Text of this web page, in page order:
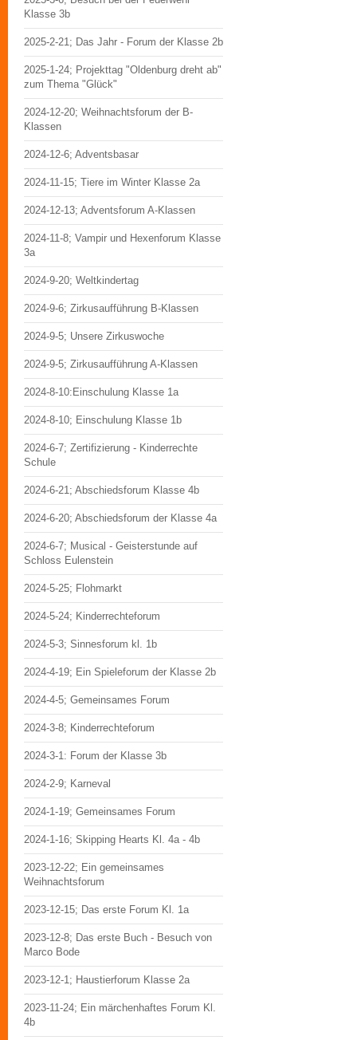
Klasse 3b
2025-2-21; Das Jahr - Forum der Klasse 2b
2025-1-24; Projekttag "Oldenburg dreht ab"
zum Thema "Glück"
2024-12-20; Weihnachtsforum der B-
Klassen
2024-12-6; Adventsbasar
2024-11-15; Tiere im Winter Klasse 2a
2024-12-13; Adventsforum A-Klassen
2024-11-8; Vampir und Hexenforum Klasse
3a
2024-9-20; Weltkindertag
2024-9-6; Zirkusaufführung B-Klassen
2024-9-5; Unsere Zirkuswoche
2024-9-5; Zirkusaufführung A-Klassen
2024-8-10:Einschulung Klasse 1a
2024-8-10; Einschulung Klasse 1b
2024-6-7; Zertifizierung - Kinderrechte
Schule
2024-6-21; Abschiedsforum Klasse 4b
2024-6-20; Abschiedsforum der Klasse 4a
2024-6-7; Musical - Geisterstunde auf
Schloss Eulenstein
2024-5-25; Flohmarkt
2024-5-24; Kinderrechteforum
2024-5-3; Sinnesforum kl. 1b
2024-4-19; Ein Spieleforum der Klasse 2b
2024-4-5; Gemeinsames Forum
2024-3-8; Kinderrechteforum
2024-3-1: Forum der Klasse 3b
2024-2-9; Karneval
2024-1-19; Gemeinsames Forum
2024-1-16; Skipping Hearts Kl. 4a - 4b
2023-12-22; Ein gemeinsames
Weihnachtsforum
2023-12-15; Das erste Forum Kl. 1a
2023-12-8; Das erste Buch - Besuch von
Marco Bode
2023-12-1; Haustierforum Klasse 2a
2023-11-24; Ein märchenhaftes Forum Kl.
4b